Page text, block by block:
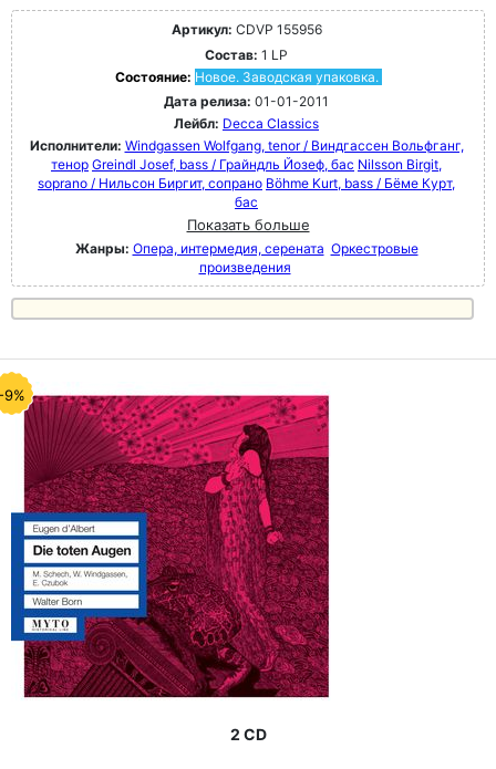
Артикул: CDVP 155956
Состав: 1 LP
Состояние: Новое. Заводская упаковка.
Дата релиза: 01-01-2011
Лейбл: Decca Classics
Исполнители: Windgassen Wolfgang, tenor / Виндгассен Вольфганг,
тенор Greindl Josef, bass / Грайндль Йозеф, бас Nilsson Birgit,
soprano / Нильсон Биргит, сопрано Böhme Kurt, bass / Бёме Курт,
бас
Показать больше
Жанры: Опера, интермедия, серената Оркестровые
произведения
9%
2 CD